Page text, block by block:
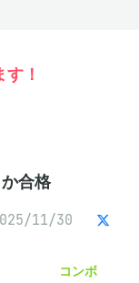
！
合格
11/30
コンボ